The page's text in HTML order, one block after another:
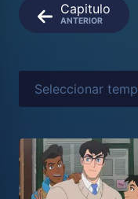
Capitulo
ANTERIOR
Seleccionar